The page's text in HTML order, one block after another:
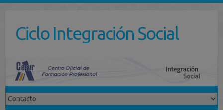
contenidoCiclo Integración Social